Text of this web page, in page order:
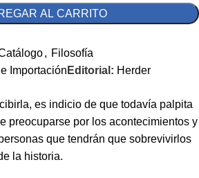
AL CARRITO
, Filosofía
Importación Editorial: Herder
es indicio de que todavía palpita
preocuparse por los acontecimientos y
que tendrán que sobrevivirlos
la historia.